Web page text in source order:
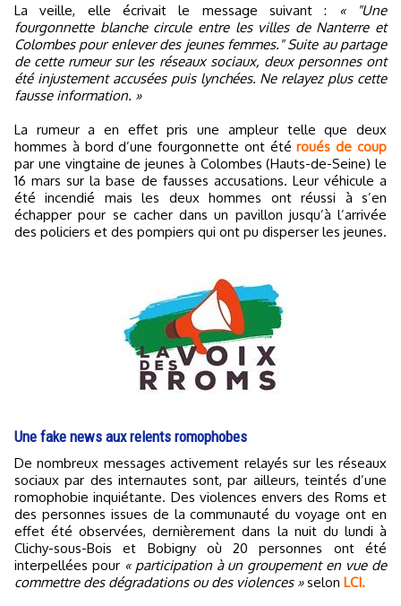
La veille, elle écrivait le message suivant :
« "Une
fourgonnette blanche circule entre les villes de Nanterre et
Colombes pour enlever des jeunes femmes." Suite au partage
de cette rumeur sur les réseaux sociaux, deux personnes ont
été injustement accusées puis lynchées. Ne relayez plus cette
fausse information. »
La rumeur a en effet pris une ampleur telle que deux
hommes à bord d’une fourgonnette ont étéroués de coup
par une vingtaine de jeunes à Colombes (Hauts-de-Seine) le
16 mars sur la base de fausses accusations. Leur véhicule a
été incendié mais les deux hommes ont réussi à s’en
échapper pour se cacher dans un pavillon jusqu’à l’arrivée
des policiers et des pompiers qui ont pu disperser les jeunes.
Une fake news aux relents romophobes
De nombreux messages activement relayés sur les réseaux
sociaux par des internautes sont, par ailleurs, teintés d’une
romophobie inquiétante. Des violences envers des Roms et
des personnes issues de la communauté du voyage ont en
effet été observées, dernièrement dans la nuit du lundi à
Clichy-sous-Bois et Bobigny où 20 personnes ont été
interpellées pour « participation à un groupement en vue de
commettre des dégradations ou des violences »selon LCI.